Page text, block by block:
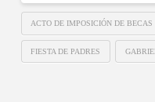
ACTO DE IMPOSICIÓN DE BECAS
FIESTA DE PADRES